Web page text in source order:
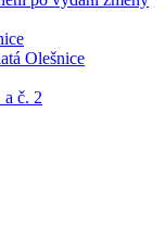
Olešnice
a č. 2